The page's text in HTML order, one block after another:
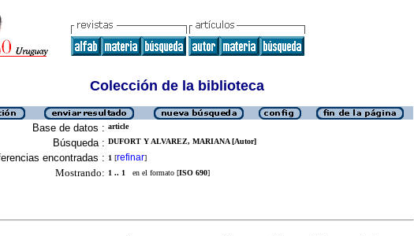
Colección de la biblioteca
Base de datos : article
Búsqueda : DUFORT Y ALVAREZ, MARIANA [Autor]
encontradas : 1 [refinar]
Mostrando: 1 .. 1 en el formato [ISO 690]